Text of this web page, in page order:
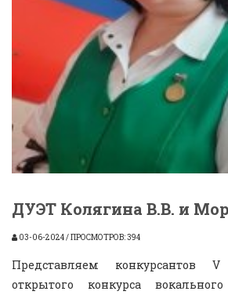
ДУЭТ Колягина В.В. и
03-06-2024 / ПРОСМОТРОВ: 394
Представляем конкурсантов V
открытого конкурса